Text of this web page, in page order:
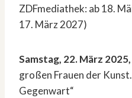
ZDFmediathek: ab 18.
17. März 2027)
Samstag, 22. März
großen Frauen der
Gegenwart“